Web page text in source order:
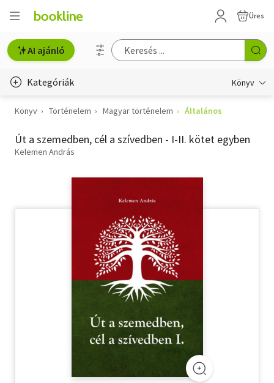
Üres
AI ajánló
Kategóriák Könyv
Életmód, egészség
Erotika
Tankönyv, segédkönyv
Társadalomtudomány
Természettudomány
Könyv Történelem Magyar történelem Általános
Út a szemedben, cél a szívedben - I-II. kötet egyben
Kelemen András